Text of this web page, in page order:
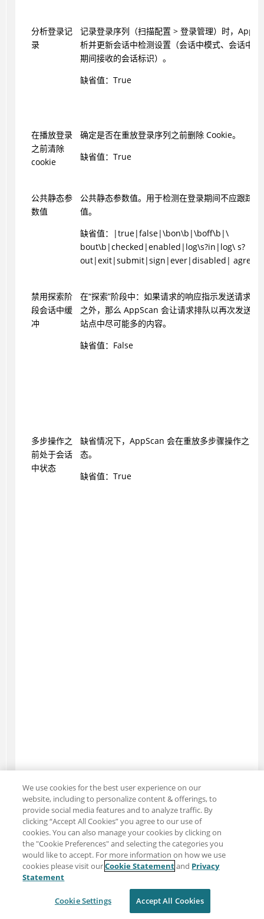
分析登录记
录
记录登录序列（扫描配置 > 登录管理）时，
析并更新会话中检测设置（会话中模式、会话中
期间接收的会话标识）。
缺省值：True
在播放登录
之前清除
cookie
确定是否在重放登录序列之前删除 Cookie。
缺省值：True
公共静态参
数值
公共静态参数值。用于检测在登录期间不应跟踪
值。
缺省值：|true|false|\bon\b|\boff\b|\
bout\b|checked|enabled|log\s?in|log\ s?
out|exit|submit|sign|ever|disabled| agree
禁用探索阶
段会话中缓
冲
在“探索”阶段中：如果请求的响应指示发送请求时
之外，那么 AppScan 会让请求排队以再次发送。
站点中尽可能多的内容。
缺省值：False
多步操作之
前处于会话
中状态
缺省情况下， AppScan 会在重放多步骤操作之前
态。
缺省值：True
会话中脉动
信号间隔
以秒计算会话中脉动信号之间的时间间隔。
缺省值：5
We use cookies for the best user experience on our
website, including to personalize content & offerings, to
provide social media features and to analyze traffic. By
clicking “Accept All Cookies” you agree to our use of
cookies. You can also manage your cookies by clicking on
the "Cookie Preferences" and selecting the categories you
would like to accept. For more information on how we use
cookies please visit ourCookie Statementand Privacy
Statement
Cookie Settings Accept All Cookies